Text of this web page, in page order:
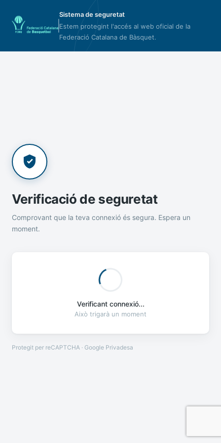
Sistema de seguretat
Estem protegint l'accés al web oficial de la
Federació Catalana de Bàsquet.
Verificació de seguretat
Comprovant que la teva connexió és segura. Espera un
moment.
Verificant connexió...
Això trigarà un moment
Protegit per reCAPTCHA · Google Privadesa